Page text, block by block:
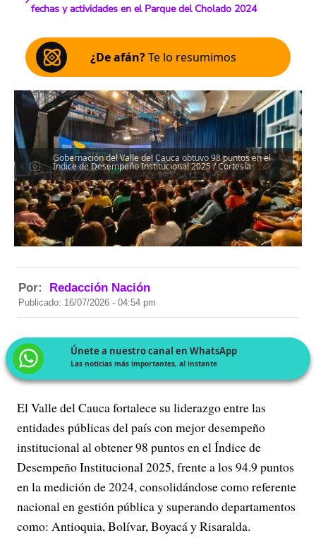
fechas y actividades en el Parque del Cholado 2024
¿De afán?Te lo resumimos
Gobernación del Valle del Cauca obtuvo 98 puntos en el
Índice de Desempeño Institucional 2025 / Cortesía
Por: Redacción Nación
Publicado: 16/07/2026 - 04:54 pm
Únete a nuestro canal en WhatsApp
Las noticias más importantes, al instante
El Valle del Cauca fortalece su liderazgo entre las
entidades públicas del país con mejor desempeño
institucional al obtener 98 puntos en el Índice de
Desempeño Institucional 2025, frente a los 94.9 puntos
en la medición de 2024, consolidándose como referente
nacional en gestión pública y superando departamentos
como: Antioquia, Bolívar, Boyacá y Risaralda.